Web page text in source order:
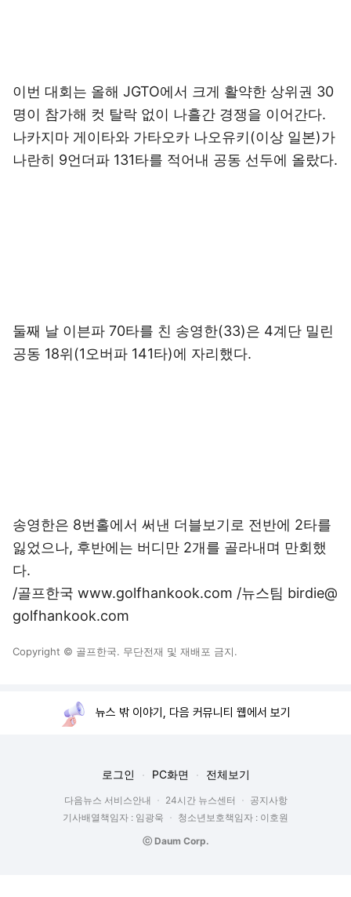
이번 대회는 올해 JGTO에서 크게 활약한 상위권 30
명이 참가해 컷 탈락 없이 나흘간 경쟁을 이어간다.
나카지마 게이타와 가타오카 나오유키(이상 일본)가
나란히 9언더파 131타를 적어내 공동 선두에 올랐다.
둘째 날 이븐파 70타를 친 송영한(33)은 4계단 밀린
공동 18위(1오버파 141타)에 자리했다.
송영한은 8번홀에서 써낸 더블보기로 전반에 2타를
잃었으나, 후반에는 버디만 2개를 골라내며 만회했
다.
/골프한국 www.golfhankook.com /뉴스팀 birdie@
golfhankook.com
Copyright © 골프한국. 무단전재 및 재배포 금지.
뉴스 밖 이야기, 다음 커뮤니티 웹에서 보기
로그인 PC화면 전체보기
다음뉴스 서비스안내 24시간 뉴스센터
공지사항
기사배열책임자 : 임광욱
청소년보호책임자 : 이호원
ⓒ Daum Corp.